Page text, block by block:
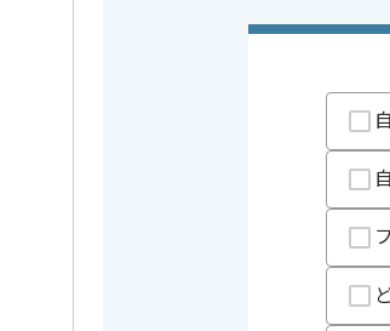
レバテックでの実績がある企業の
PMの経験を活かすことができます
複数案件を保有している企業です
ご経験と実績に応じてスライド
新しいアイディアや技術を積極的
経験豊富なエンジニアと成長が出